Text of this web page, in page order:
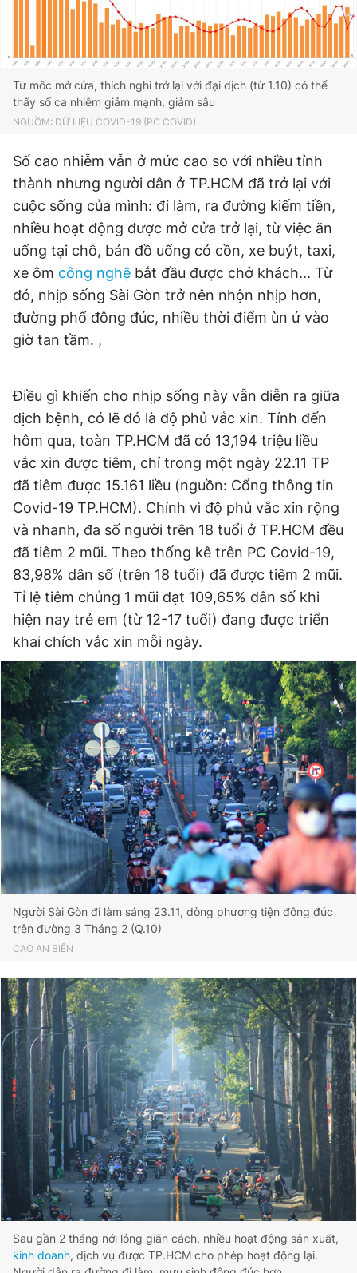
Từ mốc mở cửa, thích nghi trở lại với đại dịch (từ 1.10) có thể
thấy số ca nhiễm giảm mạnh, giảm sâu
NGUỒM: DỮ LIỆU COVID-19 (PC COVID)
Số cao nhiễm vẫn ở mức cao so với nhiều tỉnh
thành nhưng người dân ở TP.HCM đã trở lại với
cuộc sống của mình: đi làm, ra đường kiếm tiền,
nhiều hoạt động được mở cửa trở lại, từ việc ăn
uống tại chỗ, bán đồ uống có cồn, xe buýt, taxi,
xe ôm công nghệ bắt đầu được chở khách... Từ
đó, nhịp sống Sài Gòn trở nên nhộn nhịp hơn,
đường phố đông đúc, nhiều thời điểm ùn ứ vào
giờ tan tầm. ,
Điều gì khiến cho nhịp sống này vẫn diễn ra giữa
dịch bệnh, có lẽ đó là độ phủ vắc xin. Tính đến
hôm qua, toàn TP.HCM đã có 13,194 triệu liều
vắc xin được tiêm, chỉ trong một ngày 22.11 TP
đã tiêm được 15.161 liều (nguồn: Cổng thông tin
Covid-19 TP.HCM). Chính vì độ phủ vắc xin rộng
và nhanh, đa số người trên 18 tuổi ở TP.HCM đều
đã tiêm 2 mũi. Theo thống kê trên PC Covid-19,
83,98% dân số (trên 18 tuổi) đã được tiêm 2 mũi.
Tỉ lệ tiêm chủng 1 mũi đạt 109,65% dân số khi
hiện nay trẻ em (từ 12-17 tuổi) đang được triển
khai chích vắc xin mỗi ngày.
Người Sài Gòn đi làm sáng 23.11, dòng phương tiện đông đúc
trên đường 3 Tháng 2 (Q.10)
CAO AN BIÊN
Sau gần 2 tháng nới lỏng giãn cách, nhiều hoạt động sản xuất,
kinh doanh, dịch vụ được TP.HCM cho phép hoạt động lại.